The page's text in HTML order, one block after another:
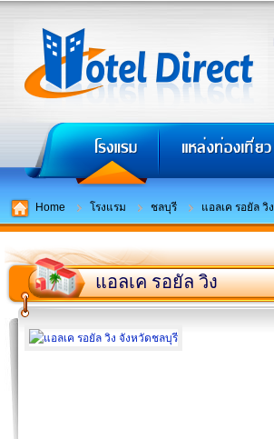
Home โรงแรม ชลบุรี แอลเค รอยัล วิง
แอลเค รอยัล วิง